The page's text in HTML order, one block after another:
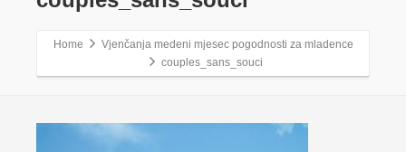
Home
Vjenčanja medeni mjesec pogodnosti za mladence
couples_sans_souci